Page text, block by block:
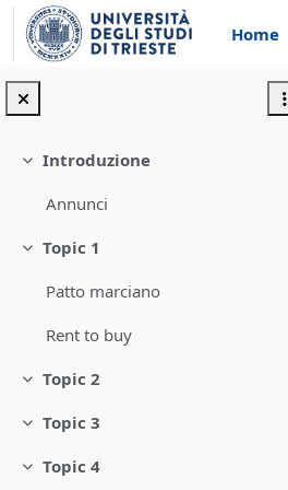
Vai al contenuto principale
Home
Minimizza
Introduzione
Annunci
Minimizza
Topic 1
Patto marciano
Rent to buy
Minimizza
Topic 2
Minimizza
Topic 3
Minimizza
Topic 4